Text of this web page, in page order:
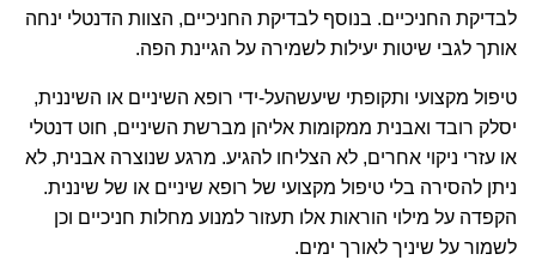
לבדיקת החניכיים. בנוסף לבדיקת החניכיים, הצוות הדנטלי ינחה
אותך לגבי שיטות יעילות לשמירה על הגיינת הפה.
טיפול מקצועי ותקופתי שיעשהעל-ידי רופא השיניים או השיננית,
יסלק רובד ואבנית ממקומות אליהן מברשת השיניים, חוט דנטלי
או עזרי ניקוי אחרים, לא הצליחו להגיע. מרגע שנוצרה אבנית, לא
ניתן להסירה בלי טיפול מקצועי של רופא שיניים או של שיננית.
הקפדה על מילוי הוראות אלו תעזור למנוע מחלות חניכיים וכן
לשמור על שיניך לאורך ימים.